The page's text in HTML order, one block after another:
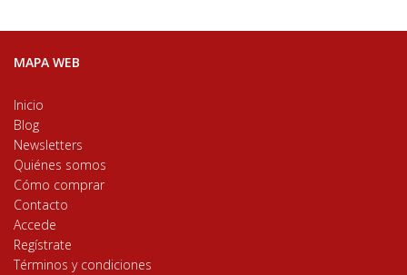
MAPA WEB
Inicio
Blog
Newsletters
Quiénes somos
Cómo comprar
Contacto
Accede
Regístrate
Términos y condiciones